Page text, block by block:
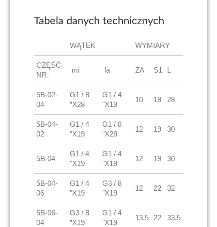
Tabela danych technicznych
WĄTEK WYMIARY
CZĘŚĆ
NR.
mi fa ZA S1 L
5B-02-
04
G1 / 8
”X28
G1 / 4
"X19
10 19 28
5B-04-
02
G1 / 4
"X19
G1 / 8
”X28
12 19 30
5B-04
G1 / 4
"X19
G1 / 4
"X19
12 19 30
5B-04-
06
G1 / 4
"X19
G3 / 8
”X19
12 22 32
5B-06-
04
G3 / 8
”X19
G1 / 4
"X19
13.5 22 33.5